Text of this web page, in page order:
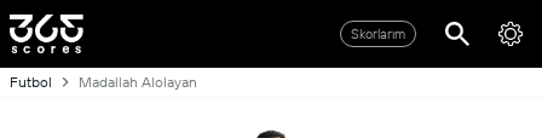
Skorlarım
Futbol Madallah Alolayan